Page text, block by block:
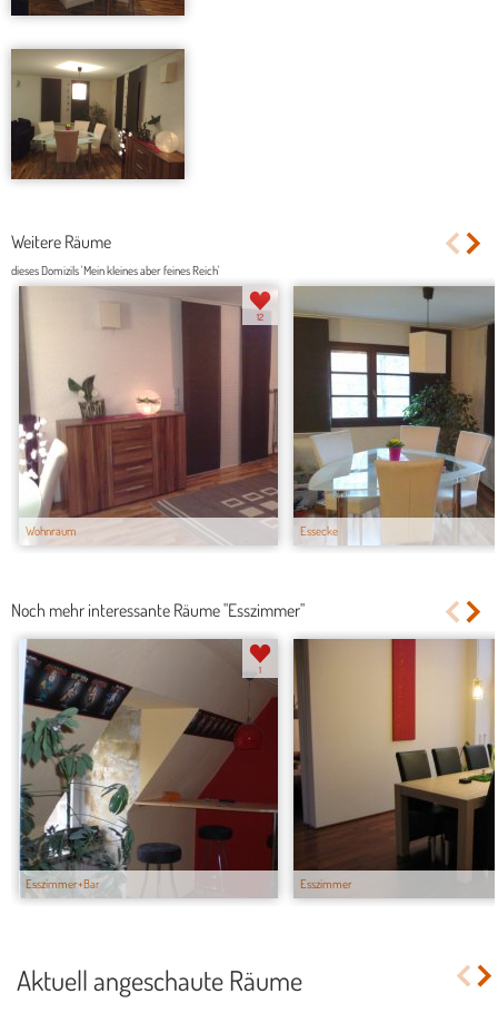
Weitere Räume
dieses Domizils 'Mein kleines aber feines Reich'
Wohnraum
12
Essecke
Noch mehr interessante Räume "Esszimmer"
Esszimmer+Bar
1
Esszimmer
Aktuell angeschaute Räume